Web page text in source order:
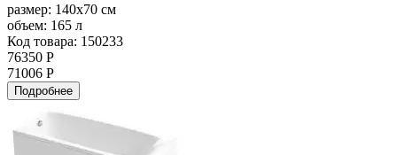
размер: 140x70 см
объем: 165 л
Код товара: 150233
76350 Р
71006 Р
Подробнее